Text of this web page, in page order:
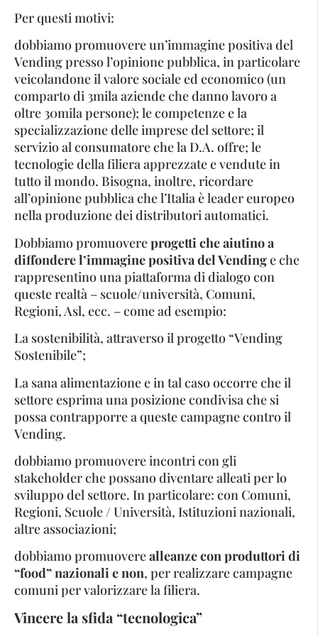
Per questi motivi:
dobbiamo promuovere un’immagine positiva del
Vending presso l’opinione pubblica, in particolare
veicolandone il valore sociale ed economico (un
comparto di 3mila aziende che danno lavoro a
oltre 30mila persone); le competenze e la
specializzazione delle imprese del settore; il
servizio al consumatore che la D.A. offre; le
tecnologie della filiera apprezzate e vendute in
tutto il mondo. Bisogna, inoltre, ricordare
all’opinione pubblica che l’Italia è leader europeo
nella produzione dei distributori automatici.
Dobbiamo promuovereprogetti che aiutino a
diffondere l’immagine positiva del Vendinge che
rappresentino una piattaforma di dialogo con
queste realtà – scuole/università, Comuni,
Regioni, Asl, ecc. – come ad esempio:
La sostenibilità, attraverso il progetto “Vending
Sostenibile”;
La sana alimentazione e in tal caso occorre che il
settore esprima una posizione condivisa che si
possa contrapporre a queste campagne contro il
Vending.
dobbiamo promuovere incontri con gli
stakeholder che possano diventare alleati per lo
sviluppo del settore. In particolare: con Comuni,
Regioni, Scuole / Università, Istituzioni nazionali,
altre associazioni;
dobbiamo promuoverealleanze con produttori di
“food” nazionalie non, per realizzare campagne
comuni per valorizzare la filiera.
Vincere la sfida “tecnologica”